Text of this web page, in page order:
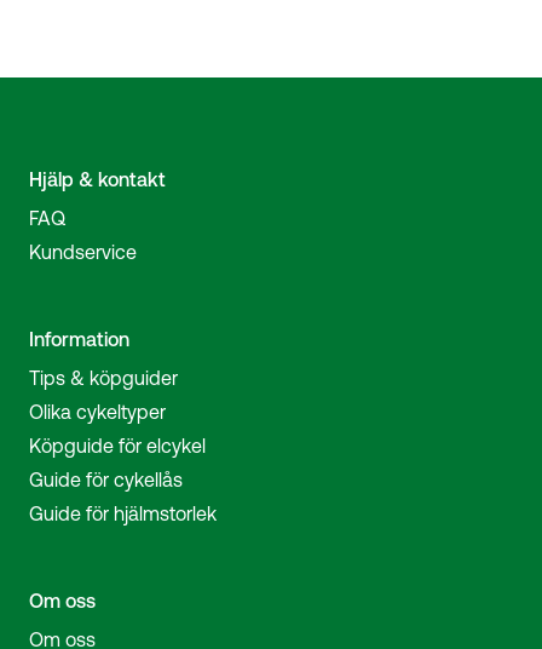
Hjälp & kontakt
FAQ
Kundservice
Information
Tips & köpguider
Olika cykeltyper
Köpguide för elcykel
Guide för cykellås
Guide för hjälmstorlek
Om oss
Om oss